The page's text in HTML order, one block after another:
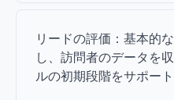
リードの評価：基本的
し、訪問者のデータを
ルの初期段階をサポート